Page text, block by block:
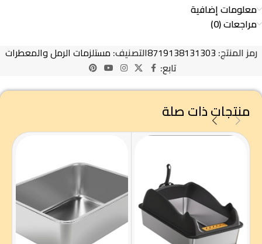
معلومات إضافية
مراجعات (0)
رمز المنتج: 8719138131303التصنيف: مستلزمات الرمل والمعطرات
تابع:
منتجات ذات صلة